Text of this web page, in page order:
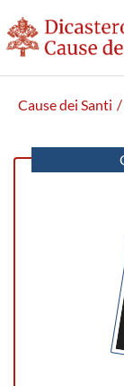
Cause dei Santi /